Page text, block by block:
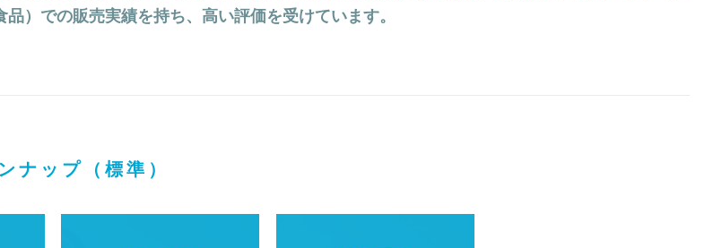
）での販売実績を持ち、高い評価を受けています。
ナップ（標準）